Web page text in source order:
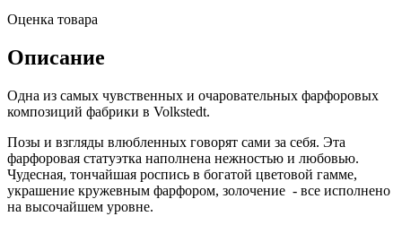
Оценка товара
Описание
Одна из самых чувственных и очаровательных фарфоровых
композиций фабрики в Volkstedt.
Позы и взгляды влюбленных говорят сами за себя. Эта
фарфоровая статуэтка наполнена нежностью и любовью.
Чудесная, тончайшая роспись в богатой цветовой гамме,
украшение кружевным фарфором, золочение - все исполнено
на высочайшем уровне.